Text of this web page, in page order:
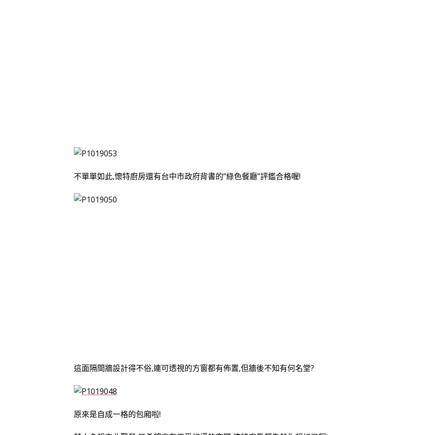
不單單如此,懷特廚房還有台中市政府背書的”綠色餐廳”評鑑合格喔!
這面隔間牆設計得不俗,連可透視的方窗都有佈置,但牆後不知有何名堂?
原來是自成一格的包廂啦!